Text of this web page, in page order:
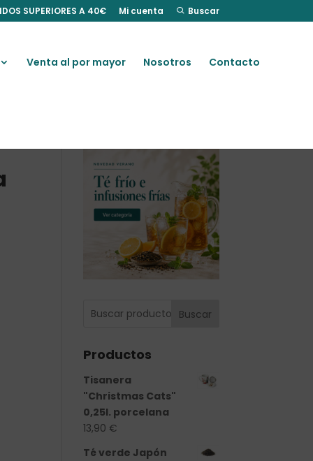
SUPERIORES A 40€ Mi cuenta Buscar
Venta al por mayor Nosotros Contacto
Buscar
Productos
Tisanera
"Christmas Cats"
0,25l. porcelana
13,90 €
Té verde Japón